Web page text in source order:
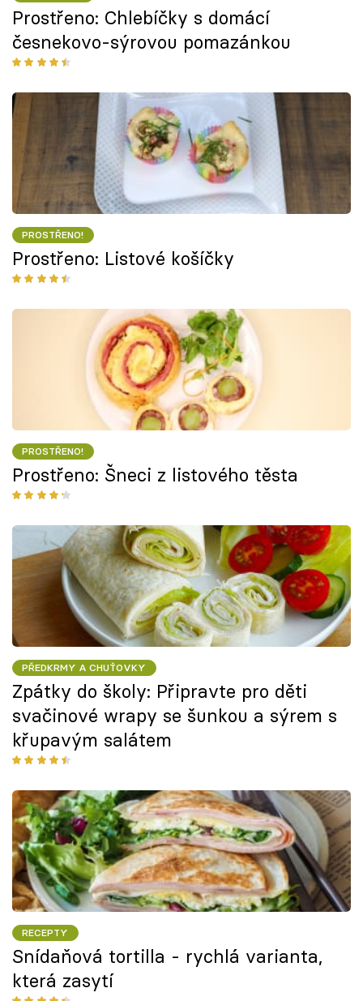
Prostřeno: Chlebíčky s domácí
česnekovo-sýrovou pomazánkou
PROSTŘENO!
Prostřeno: Listové košíčky
PROSTŘENO!
Prostřeno: Šneci z listového těsta
PŘEDKRMY A CHUŤOVKY
Zpátky do školy: Připravte pro děti
svačinové wrapy se šunkou a sýrem s
křupavým salátem
RECEPTY
Snídaňová tortilla - rychlá varianta,
která zasytí